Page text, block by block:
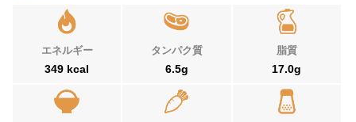
エネルギー
349 kcal
タンパク質
6.5g
脂質
17.0g